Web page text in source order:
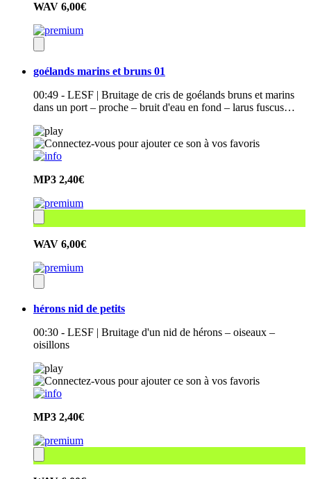
WAV 6,00€
goélands marins et bruns 01
00:49 - LESF | Bruitage de cris de goélands bruns et marins
dans un port – proche – bruit d'eau en fond – larus fuscus…
MP3 2,40€
WAV 6,00€
hérons nid de petits
00:30 - LESF | Bruitage d'un nid de hérons – oiseaux –
oisillons
MP3 2,40€